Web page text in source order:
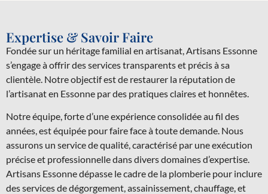
Expertise & Savoir Faire
Fondée sur un héritage familial en artisanat, Artisans Essonne
s’engage à offrir des services transparents et précis à sa
clientèle. Notre objectif est de restaurer la réputation de
l’artisanat en Essonne par des pratiques claires et honnêtes.
Notre équipe, forte d’une expérience consolidée au fil des
années, est équipée pour faire face à toute demande. Nous
assurons un service de qualité, caractérisé par une exécution
précise et professionnelle dans divers domaines d’expertise.
Artisans Essonne dépasse le cadre de la plomberie pour inclure
des services de dégorgement, assainissement, chauffage, et